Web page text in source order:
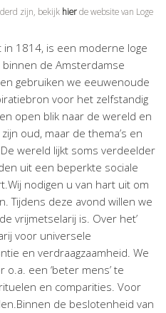
zijn, bekijk hierde website van Loge
in 1814, is een moderne loge
de Amsterdamse
gebruiken we eeuwenoude
voor het zelfstandig
open blik naar de wereld en
oud, maar de thema’s en
wereld lijkt soms verdeelder
uit een beperkte sociale
nodigen u van hart uit om
Tijdens deze avond willen we
vrijmetselarij is. Over het’
voor universele
en verdraagzaamheid. We
een ‘beter mens’ te
en comparities. Voor
de beslotenheid van